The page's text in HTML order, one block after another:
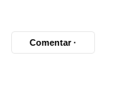
Comentar ·